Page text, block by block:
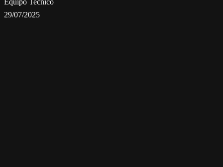
Equipo Tecnico
29/07/2025